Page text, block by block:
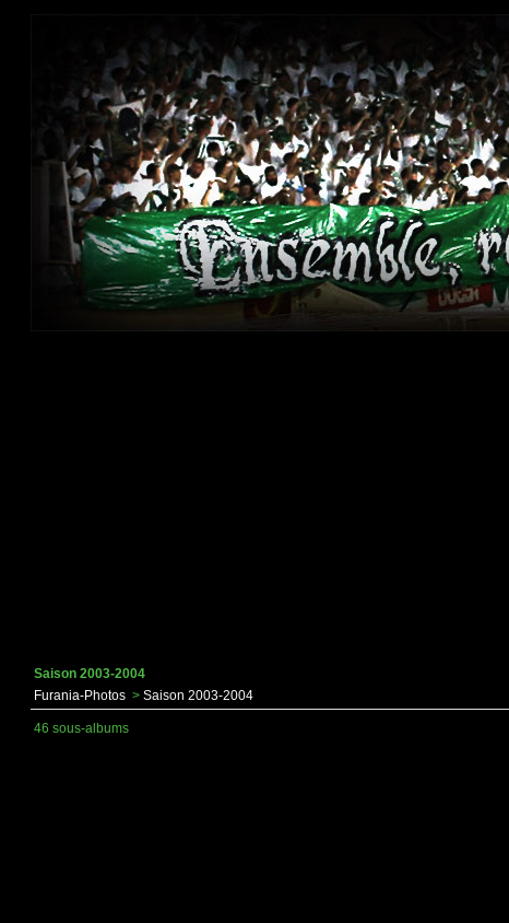
Saison 2003-2004
Furania-Photos > Saison 2003-2004
46 sous-albums